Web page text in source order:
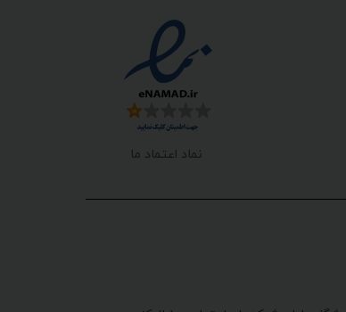
نماد اعتماد ما